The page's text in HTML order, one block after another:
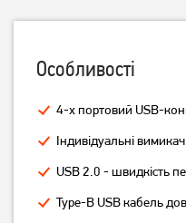
U3P1U2P3-02
229 грн
Особливості
4-х портовий USB-
Індивідуальні
USB 2.0 - швидкість
Type-B USB кабель